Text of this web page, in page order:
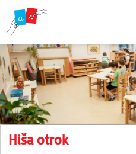
Hiša otrok